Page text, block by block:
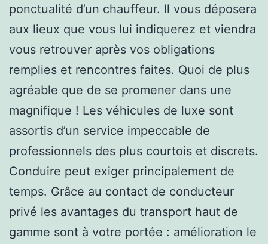
ponctualité d’un chauffeur. Il vous déposera
aux lieux que vous lui indiquerez et viendra
vous retrouver après vos obligations
remplies et rencontres faites. Quoi de plus
agréable que de se promener dans une
magnifique ! Les véhicules de luxe sont
assortis d’un service impeccable de
professionnels des plus courtois et discrets.
Conduire peut exiger principalement de
temps. Grâce au contact de conducteur
privé les avantages du transport haut de
gamme sont à votre portée : amélioration le